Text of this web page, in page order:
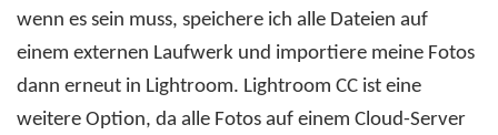
wenn es sein muss, speichere ich alle Dateien auf
einem externen Laufwerk und importiere meine Fotos
dann erneut in Lightroom. Lightroom CC ist eine
weitere Option, da alle Fotos auf einem Cloud-Server